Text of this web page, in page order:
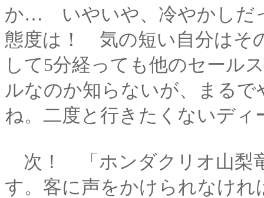
か… いやいや、冷やかしだ
態度は！ 気の短い自分はそ
して5分経っても他のセール
ルなのか知らないが、まる
ね。二度と行きたくないディ
次！ 「ホンダクリオ山梨
す。客に声をかけられなけ